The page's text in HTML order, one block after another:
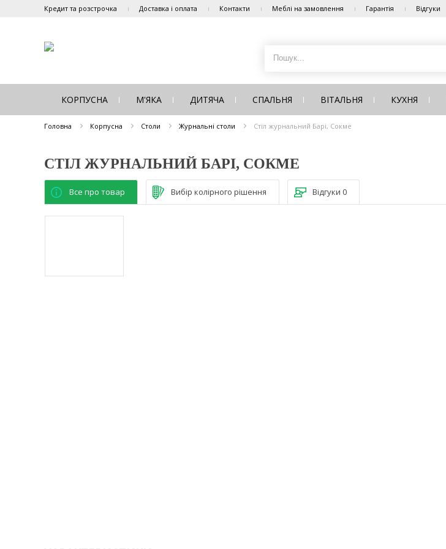
Кредит та розстрочка Доставка і оплата Контакти Меблі на замовлення Гарантія Відгуки
КОРПУСНА М'ЯКА ДИТЯЧА СПАЛЬНЯ ВІТАЛЬНЯ КУХНЯ
Головна Корпусна Столи Журнальні столи Стіл журнальний Барі, Сокме
СТІЛ ЖУРНАЛЬНИЙ БАРІ, СОКМЕ
Все про товар Вибір колірного рішення Відгуки 0